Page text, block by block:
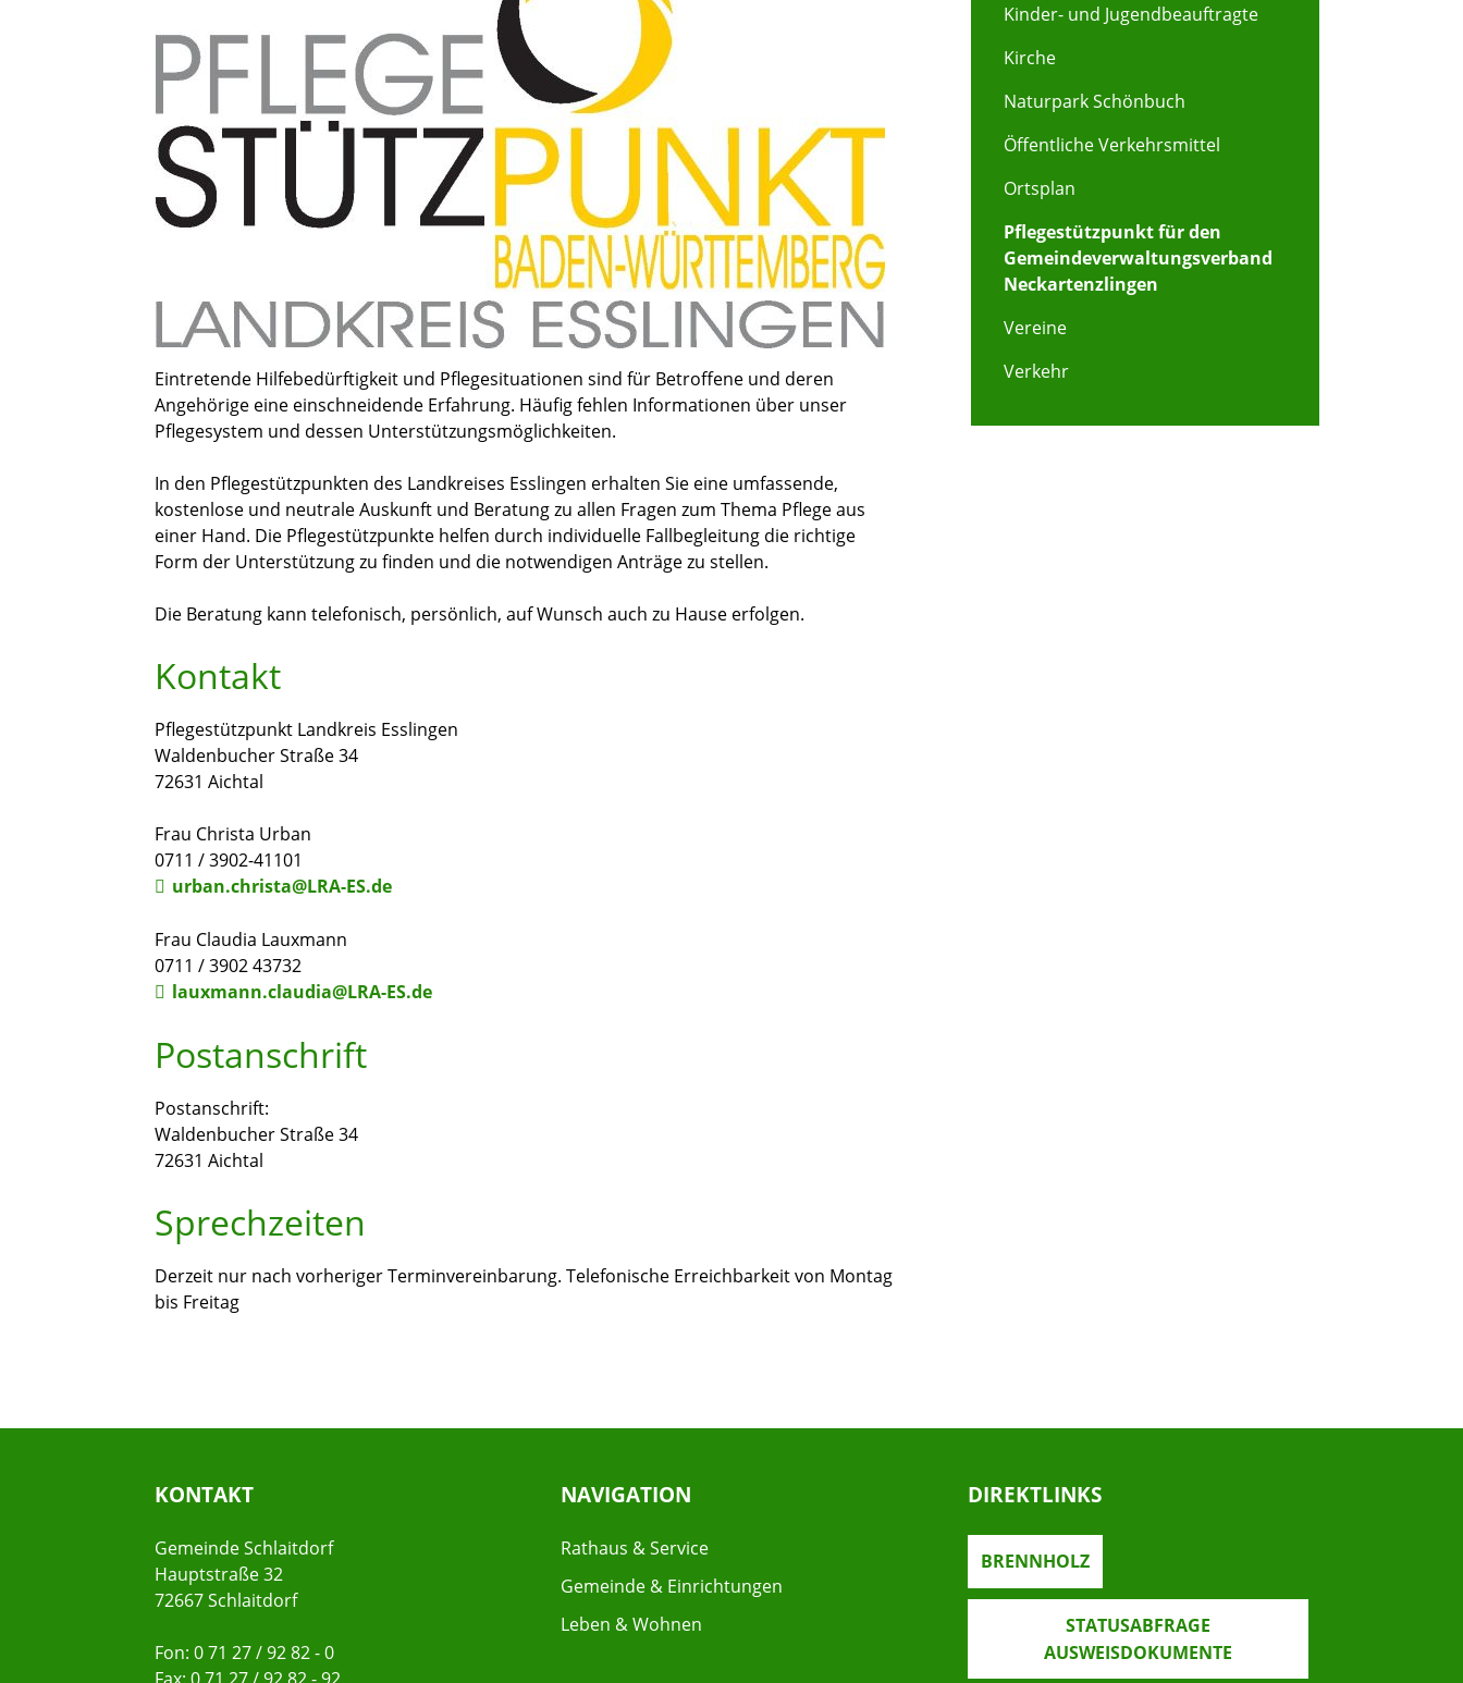
Eintretende Hilfebedürftigkeit und Pflegesituationen sind für Betroffene und deren
Angehörige eine einschneidende Erfahrung. Häufig fehlen Informationen über unser
Pflegesystem und dessen Unterstützungsmöglichkeiten.
In den Pflegestützpunkten des Landkreises Esslingen erhalten Sie eine umfassende,
kostenlose und neutrale Auskunft und Beratung zu allen Fragen zum Thema Pflege aus
einer Hand. Die Pflegestützpunkte helfen durch individuelle Fallbegleitung die richtige
Form der Unterstützung zu finden und die notwendigen Anträge zu stellen.
Die Beratung kann telefonisch, persönlich, auf Wunsch auch zu Hause erfolgen.
Kontakt
Pflegestützpunkt Landkreis Esslingen
Waldenbucher Straße 34
72631 Aichtal
Frau Christa Urban
0711 / 3902-41101
urban.christa@LRA-ES.de
Frau Claudia Lauxmann
0711 / 3902 43732
lauxmann.claudia@LRA-ES.de
Postanschrift
Postanschrift:
Waldenbucher Straße 34
72631 Aichtal
Sprechzeiten
Derzeit nur nach vorheriger Terminvereinbarung. Telefonische Erreichbarkeit von Montag
bis Freitag
Kinder- und Jugendbeauftragte
Kirche
Naturpark Schönbuch
Öffentliche Verkehrsmittel
Ortsplan
Pflegestützpunkt für den
Gemeindeverwaltungsverband
Neckartenzlingen
Vereine
Verkehr
KONTAKT
Gemeinde Schlaitdorf
Hauptstraße 32
72667 Schlaitdorf
Fon: 0 71 27 / 92 82 - 0
NAVIGATION
Rathaus & Service
Gemeinde & Einrichtungen
Leben & Wohnen
DIREKTLINKS
BRENNHOLZ
STATUSABFRAGE
AUSWEISDOKUMENTE